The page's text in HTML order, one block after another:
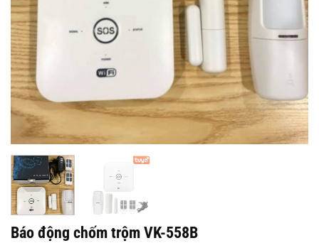
Báo động chốm trộm VK-558B